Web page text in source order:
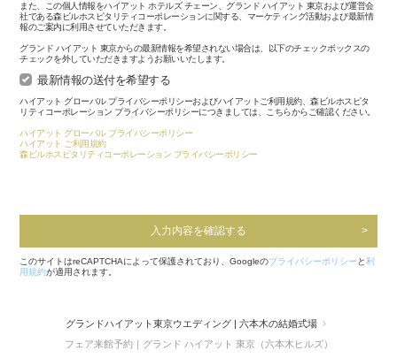
また、この個人情報をハイアット ホテルズ チェーン、グランド ハイアット 東京および運営会
社である森ビルホスピタリティコーポレーションに関する、マーケティング活動および最新情
報のご案内に利用させていただきます。
グランド ハイアット 東京からの最新情報を希望されない場合は、以下のチェックボックスの
チェックを外していただきますようお願いいたします。
最新情報の送付を希望する
ハイアット グローバル プライバシーポリシーおよびハイアットご利用規約、森ビルホスピタ
リティコーポレーション プライバシーポリシーにつきましては、こちらからご確認ください。
ハイアット グローバル プライバシーポリシー
ハイアット ご利用規約
森ビルホスピタリティコーポレーション プライバシーポリシー
入力内容を確認する
このサイトはreCAPTCHAによって保護されており、Googleのプライバシーポリシーと利
用規約が適用されます。
グランドハイアット東京ウエディング | 六本木の結婚式場
フェア来館予約｜グランド ハイアット 東京（六本木ヒルズ）